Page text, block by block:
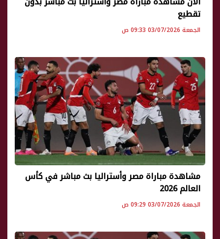
تقطيع
الجمعة 03/07/2026 09:33 ص
مشاهدة مباراة مصر وأستراليا بث مباشر في كأس
العالم 2026
الجمعة 03/07/2026 09:29 ص